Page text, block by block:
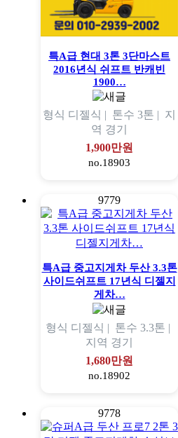
특A급 현대 3톤 3단마스트
2016년식 쉬프트 반캐빈
1900…
형식 디젤식 | 톤수 3톤 | 지
역 경기
1,900만원
no.18903
9779
특A급 중고지게차 두산 3.3톤
사이드쉬프트 17년식 디젤지
게차…
형식 디젤식 | 톤수 3.3톤 |
지역 경기
1,680만원
no.18902
9778